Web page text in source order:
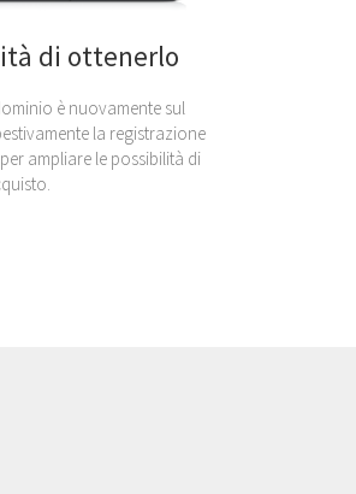
di ottenerlo
è nuovamente sul
la registrazione
ampliare le possibilità di